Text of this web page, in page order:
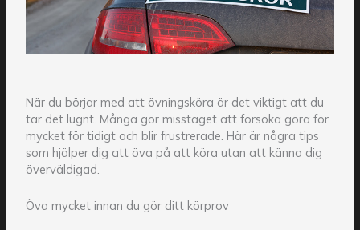
När du börjar med att övningsköra är det viktigt att du
tar det lugnt. Många gör misstaget att försöka göra för
mycket för tidigt och blir frustrerade. Här är några tips
som hjälper dig att öva på att köra utan att känna dig
överväldigad.
Öva mycket innan du gör ditt körprov